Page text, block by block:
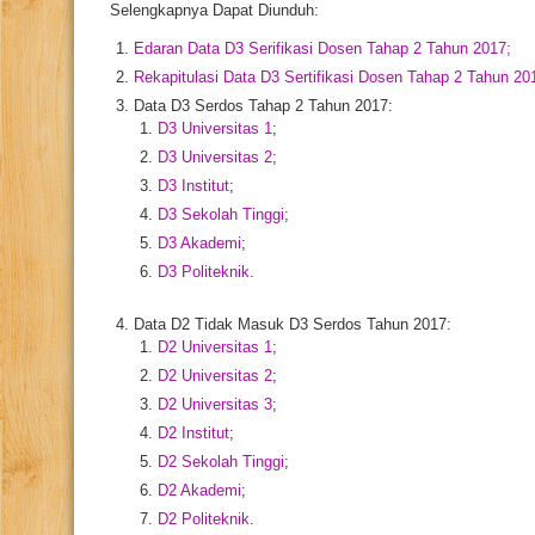
Selengkapnya Dapat Diunduh:
Edaran Data D3 Serifikasi Dosen Tahap 2 Tahun 2017;
Rekapitulasi Data D3 Sertifikasi Dosen Tahap 2 Tahun
Data D3 Serdos Tahap 2 Tahun 2017:
D3 Universitas 1;
D3 Universitas 2;
D3 Institut;
D3 Sekolah Tinggi;
D3 Akademi;
D3 Politeknik.
Data D2 Tidak Masuk D3 Serdos Tahun 2017:
D2 Universitas 1;
D2 Universitas 2;
D2 Universitas 3;
D2 Institut;
D2 Sekolah Tinggi;
D2 Akademi;
D2 Politeknik.